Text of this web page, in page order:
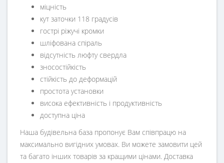
міцність
кут заточки 118 градусів
гострі ріжучі кромки
шліфована спіраль
відсутність люфту свердла
зносостійкість
стійкість до деформацій
простота установки
висока ефективність і продуктивність
доступна ціна
Наша будівельна база пропонує Вам співпрацю на
максимально вигідних умовах. Ви можете замовити цей
та багато інших товарів за кращими цінами. Доставка